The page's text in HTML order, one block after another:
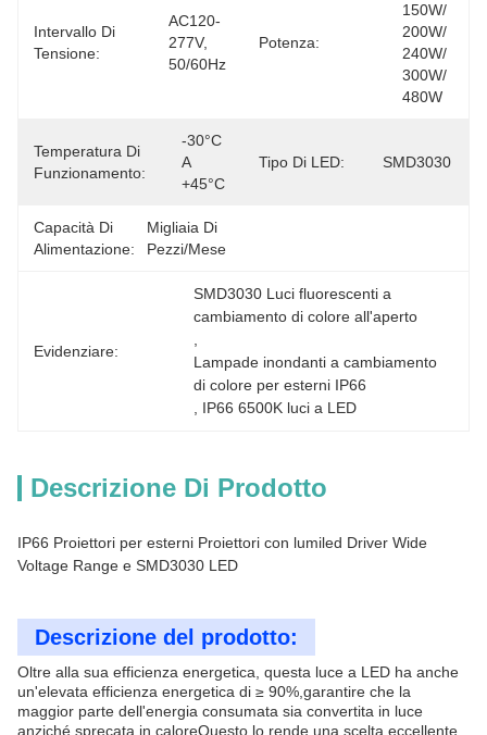
Intervallo Di
Tensione:
AC120-
277V,
50/60Hz
Potenza:
150W/
200W/
240W/
300W/
480W
Temperatura Di
Funzionamento:
-30°C
A
+45°C
Tipo Di LED: SMD3030
Capacità Di
Alimentazione:
Migliaia Di
Pezzi/mese
Evidenziare:
SMD3030 Luci fluorescenti a
cambiamento di colore all'aperto
Lampade inondanti a cambiamento
di colore per esterni IP66
IP66 6500K luci a LED
Descrizione Di Prodotto
IP66 Proiettori per esterni Proiettori con lumiled Driver Wide
Voltage Range e SMD3030 LED
Descrizione del prodotto:
Oltre alla sua efficienza energetica, questa luce a LED ha anche
un'elevata efficienza energetica di ≥ 90%,garantire che la
maggior parte dell'energia consumata sia convertita in luce
anziché sprecata in caloreQuesto lo rende una scelta eccellente